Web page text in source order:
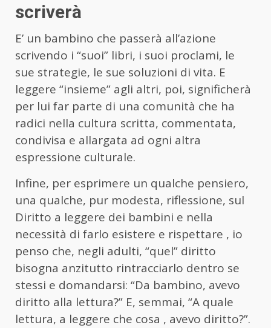
scriverà
E’ un bambino che passerà all’azione
scrivendo i “suoi” libri, i suoi proclami, le
sue strategie, le sue soluzioni di vita. E
leggere “insieme” agli altri, poi, significherà
per lui far parte di una comunità che ha
radici nella cultura scritta, commentata,
condivisa e allargata ad ogni altra
espressione culturale.
Infine, per esprimere un qualche pensiero,
una qualche, pur modesta, riflessione, sul
Diritto a leggere dei bambini e nella
necessità di farlo esistere e rispettare , io
penso che, negli adulti, “quel” diritto
bisogna anzitutto rintracciarlo dentro se
stessi e domandarsi: “Da bambino, avevo
diritto alla lettura?” E, semmai, “A quale
lettura, a leggere che cosa , avevo diritto?”.